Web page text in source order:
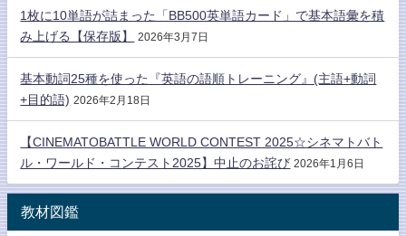
1枚に10単語が詰まった「BB500英単語カード」で基本語彙を積
み上げる【保存版】
2026年3月7日
基本動詞25種を使った『英語の語順トレーニング』(主語+動詞
+目的語) 2026年2月18日
【CINEMATOBATTLE WORLD CONTEST 2025☆シネマトバト
ル・ワールド・コンテスト2025】中止のお詫び 2026年1月6日
教材図鑑